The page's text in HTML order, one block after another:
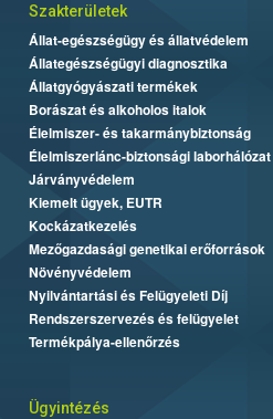
Szakterületek
Állat-egészségügy és állatvédelem
Állategészségügyi diagnosztika
Állatgyógyászati termékek
Borászat és alkoholos italok
Élelmiszer- és takarmánybiztonság
Élelmiszerlánc-biztonsági laborhálózat
Járványvédelem
Kiemelt ügyek, EUTR
Kockázatkezelés
Mezőgazdasági genetikai erőforrások
Növényvédelem
Nyilvántartási és Felügyeleti Díj
Rendszerszervezés és felügyelet
Termékpálya-ellenőrzés
Ügyintézés